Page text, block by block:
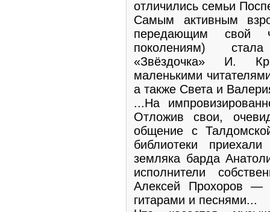
отличились семьи
Самым активным
передающим свой
поколениям)
«Звёздочка» И.
маленькими
а также Света и
...На
Отложив свои,
общение с
библиотеки
земляка барда
исполнители
Алексей Прохоров —
гитарами и песнями...